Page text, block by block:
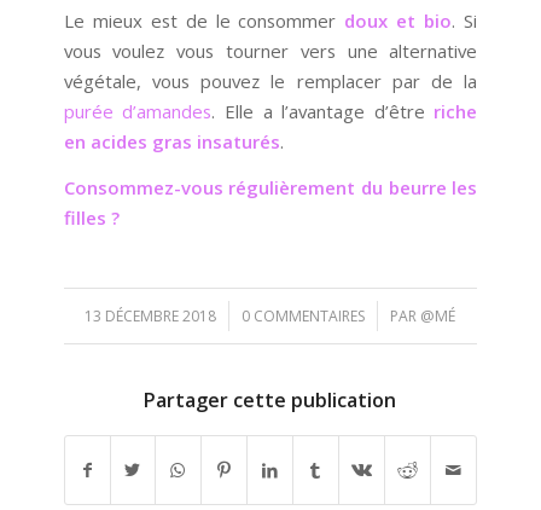
Le mieux est de le consommer doux et bio. Si
vous voulez vous tourner vers une alternative
végétale, vous pouvez le remplacer par de la
purée d’amandes. Elle a l’avantage d’être riche
en acides gras insaturés.
Consommez-vous régulièrement du beurre les
filles ?
13 DÉCEMBRE 2018
/ 0 COMMENTAIRES
/ PAR @MÉ
Partager cette publication